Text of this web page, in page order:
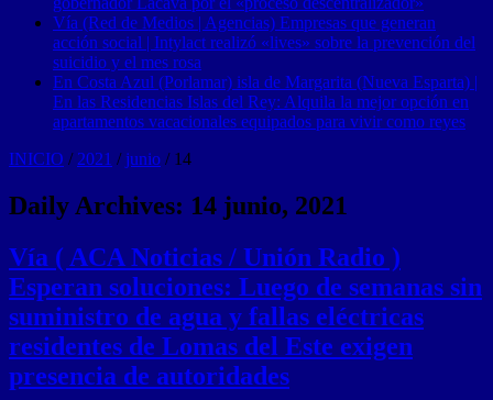
Vía (Red de Medios | Agencias) Empresas que generan
acción social | Intylact realizó «lives» sobre la prevención del
suicidio y el mes rosa
En Costa Azul (Porlamar) isla de Margarita (Nueva Esparta) |
En las Residencias Islas del Rey: Alquila la mejor opción en
apartamentos vacacionales equipados para vivir como reyes
INICIO / 2021 / junio / 14
Daily Archives: 14 junio, 2021
Vía ( ACA Noticias / Unión Radio )
Esperan soluciones: Luego de semanas sin
suministro de agua y fallas eléctricas
residentes de Lomas del Este exigen
presencia de autoridades